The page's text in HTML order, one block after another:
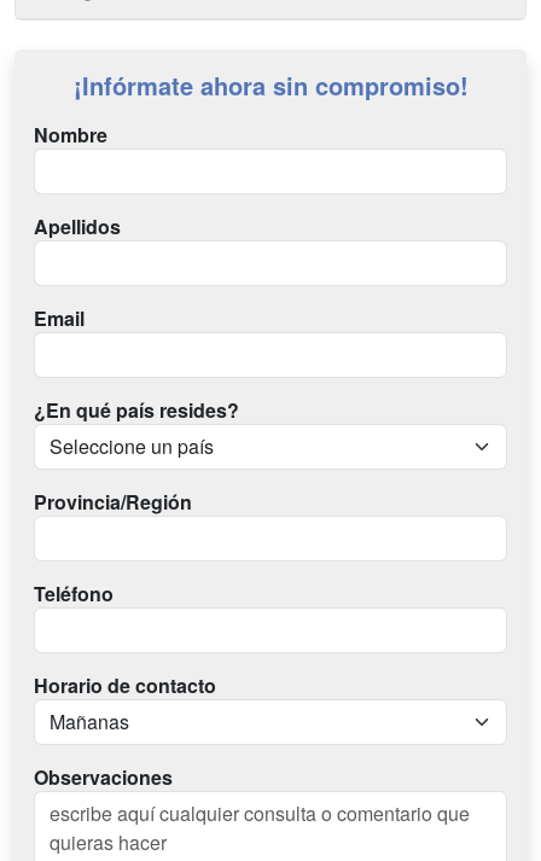
¡Infórmate ahora sin compromiso!
Nombre
Apellidos
Email
¿En qué país resides?
Provincia/Región
Teléfono
Horario de contacto
Observaciones